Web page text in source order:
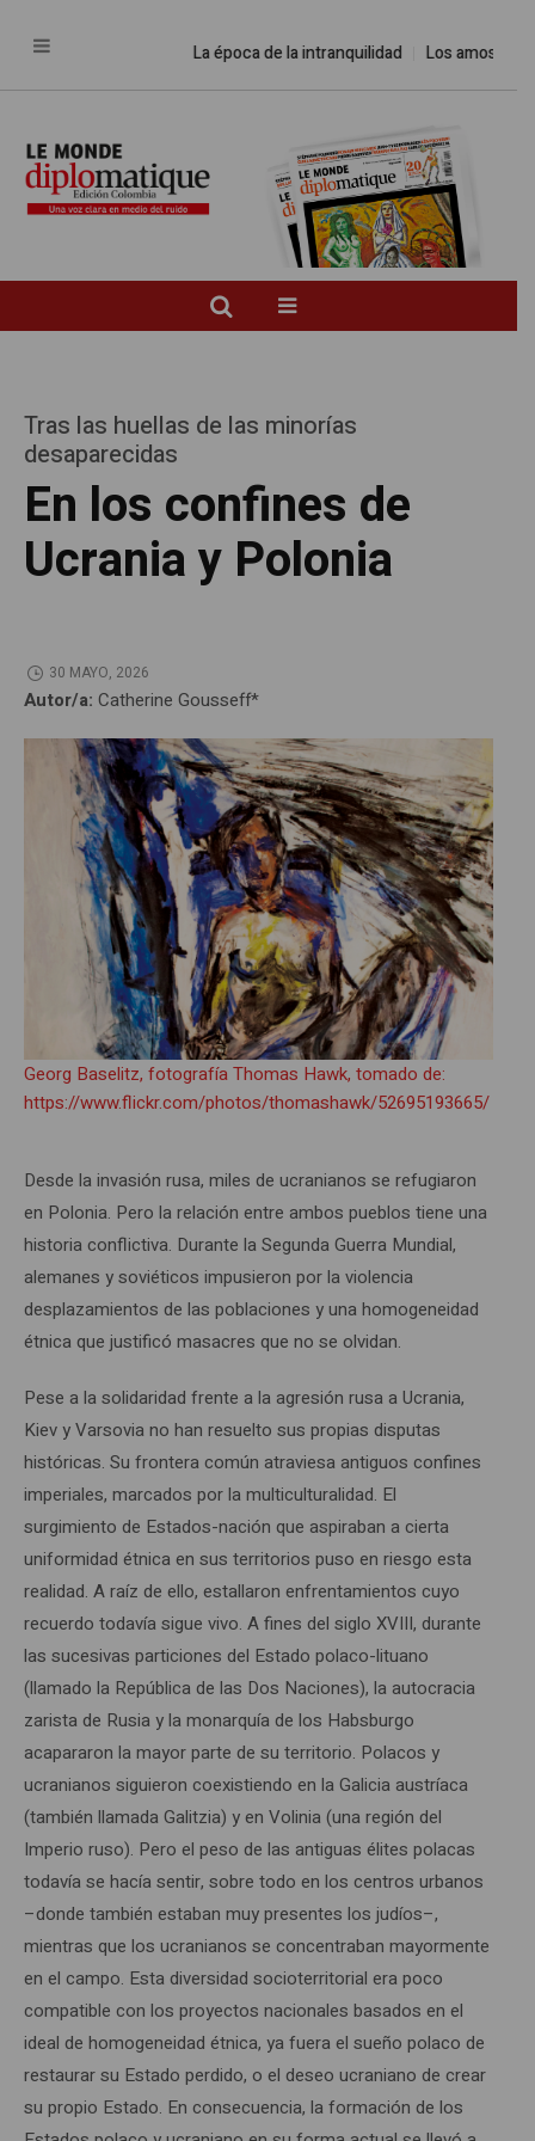
La época de la intranquilidad Los amos del mundo
Tras las huellas de las minorías
desaparecidas
En los confines de
Ucrania y Polonia
30 MAYO, 2026
Autor/a: Catherine Gousseff*
Georg Baselitz, fotografía Thomas Hawk, tomado de:
https://www.flickr.com/photos/thomashawk/52695193665/
Desde la invasión rusa, miles de ucranianos se refugiaron
en Polonia. Pero la relación entre ambos pueblos tiene una
historia conflictiva. Durante la Segunda Guerra Mundial,
alemanes y soviéticos impusieron por la violencia
desplazamientos de las poblaciones y una homogeneidad
étnica que justificó masacres que no se olvidan.
Pese a la solidaridad frente a la agresión rusa a Ucrania,
Kiev y Varsovia no han resuelto sus propias disputas
históricas. Su frontera común atraviesa antiguos confines
imperiales, marcados por la multiculturalidad. El
surgimiento de Estados-nación que aspiraban a cierta
uniformidad étnica en sus territorios puso en riesgo esta
realidad. A raíz de ello, estallaron enfrentamientos cuyo
recuerdo todavía sigue vivo. A fines del siglo XVIII, durante
las sucesivas particiones del Estado polaco-lituano
(llamado la República de las Dos Naciones), la autocracia
zarista de Rusia y la monarquía de los Habsburgo
acapararon la mayor parte de su territorio. Polacos y
ucranianos siguieron coexistiendo en la Galicia austríaca
(también llamada Galitzia) y en Volinia (una región del
Imperio ruso). Pero el peso de las antiguas élites polacas
todavía se hacía sentir, sobre todo en los centros urbanos
–donde también estaban muy presentes los judíos–,
mientras que los ucranianos se concentraban mayormente
en el campo. Esta diversidad socioterritorial era poco
compatible con los proyectos nacionales basados en el
ideal de homogeneidad étnica, ya fuera el sueño polaco de
restaurar su Estado perdido, o el deseo ucraniano de crear
su propio Estado. En consecuencia, la formación de los